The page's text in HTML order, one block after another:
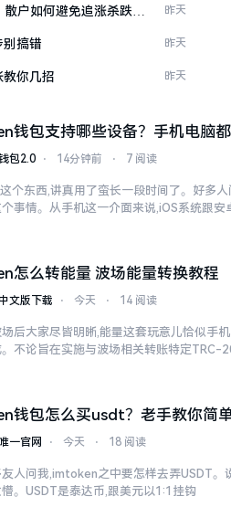
户如何避免追涨杀跌被
昨天
搞错 昨天
你几招 昨天
钱包支持哪些设备？手机电脑
包2.0 ⋅ 14分钟前 ⋅ 7 阅读
个东西,讲真用了蛮长一段时间了。好多
事情。从手机这一介面来说,iOS系统跟安
怎么转能量 波场能量转换教程
文版下载 ⋅ 今天 ⋅ 14 阅读
后大家尽皆明晰,能量这套玩意儿恰似手
。不论旨在实施与波场相关转账特定TRC-
钱包怎么买usdt？老手教你简
一官网 ⋅ 今天 ⋅ 18 阅读
人问我,imtoken之中要怎样去弄USDT。
。USDT是泰达币,跟美元以1:1挂钩